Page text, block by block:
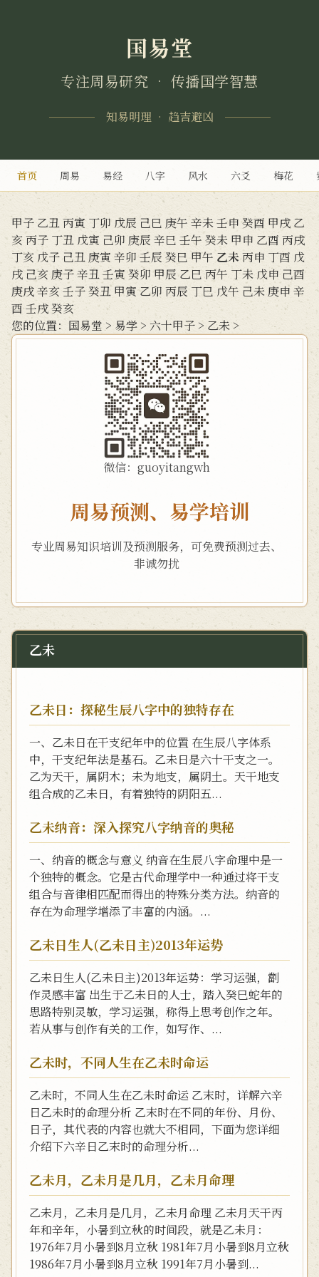
国易堂
专注周易研究 • 传播国学智慧
知易明理 • 趋吉避凶
首页 周易 易经 八字 风水 六爻 梅花
甲子 乙丑丙寅 丁卯 戊辰 己巳 庚午 辛未壬申 癸酉 甲戌 乙
亥丙子 丁丑 戊寅 己卯 庚辰 辛巳 壬午 癸未 甲申 乙酉 丙戌
丁亥 戊子 己丑 庚寅 辛卯 壬辰 癸巳 甲午 乙未丙申 丁酉 戊
戌 己亥 庚子辛丑壬寅 癸卯 甲辰 乙巳 丙午 丁未 戊申 己酉
庚戌辛亥壬子癸丑 甲寅 乙卯 丙辰 丁巳 戊午 己未 庚申 辛
酉 壬戌癸亥
您的位置： 国易堂 > 易学 > 六十甲子 > 乙未 >
微信：guoyitangwh
周易预测、易学培训
专业周易知识培训及预测服务，可免费预测过去、
非诚勿扰
乙未
乙未日：探秘生辰八字中的独特存在
一、乙未日在干支纪年中的位置 在生辰八字体系
中，干支纪年法是基石。乙未日是六十干支之一。
乙为天干，属阴木；未为地支，属阴土。天干地支
组合成的乙未日，有着独特的阴阳五...
乙未纳音：深入探究八字纳音的奥秘
一、纳音的概念与意义 纳音在生辰八字命理中是一
个独特的概念。它是古代命理学中一种通过将干支
组合与音律相匹配而得出的特殊分类方法。纳音的
存在为命理学增添了丰富的内涵。...
乙未日生人(乙未日主)2013年运势
乙未日生人(乙未日主)2013年运势：学习运强，劏
作灵感丰富 出生于乙未日的人士，踏入癸巳蛇年的
思路特别灵敏，学习运强，称得上思考创作之年。
若从事与创作有关的工作，如写作、...
乙未时，不同人生在乙未时命运
乙未时，不同人生在乙未时命运 乙末时，详解六辛
日乙未时的命理分析 乙末时在不同的年份、月份、
日子，其代表的内容也就大不相同，下面为您详细
介绍下六辛日乙末时的命理分析...
乙未月，乙未月是几月，乙未月命理
乙未月，乙未月是几月，乙未月命理 乙未月天干丙
年和辛年，小暑到立秋的时间段，就是乙未月：
1976年7月小暑到8月立秋 1981年7月小暑到8月立秋
1986年7月小暑到8月立秋 1991年7月小暑到...